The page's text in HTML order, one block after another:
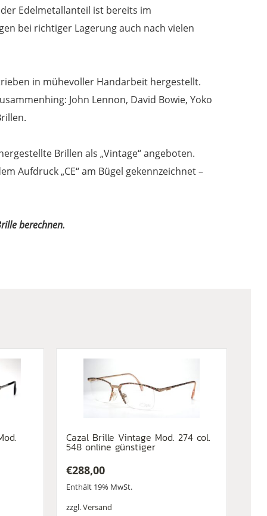
Edelmetallanteil ist bereits im
bei richtiger Lagerung auch nach vielen
in mühevoller Handarbeit hergestellt.
John Lennon, David Bowie, Yoko
Brillen als „Vintage“ angeboten.
Aufdruck „CE“ am Bügel gekennzeichnet –
berechnen.
Cazal Brille Vintage Mod. 274 col.
548 online günstiger
€288,00
Enthält 19% MwSt.
zzgl.Versand